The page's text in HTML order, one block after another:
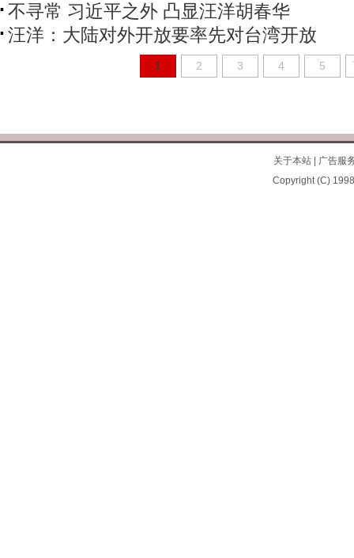
不寻常 习近平之外 凸显汪洋胡春华
汪洋：大陆对外开放要率先对台湾开放
1 2 3 4 5
关于本站|
广告服
Copyright (C)